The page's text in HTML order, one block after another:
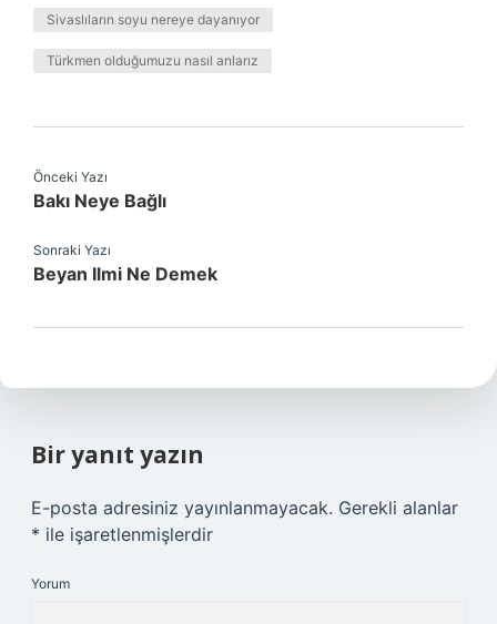
Sivaslıların soyu nereye dayanıyor
Türkmen olduğumuzu nasıl anlarız
Önceki Yazı
Bakı Neye Bağlı
Sonraki Yazı
Beyan Ilmi Ne Demek
Bir yanıt yazın
E-posta adresiniz yayınlanmayacak. Gerekli alanlar
* ile işaretlenmişlerdir
Yorum